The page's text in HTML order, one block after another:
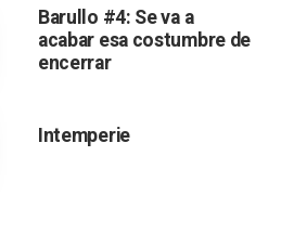
Barullo #4: Se va a
acabar esa costumbre de
encerrar
Intemperie